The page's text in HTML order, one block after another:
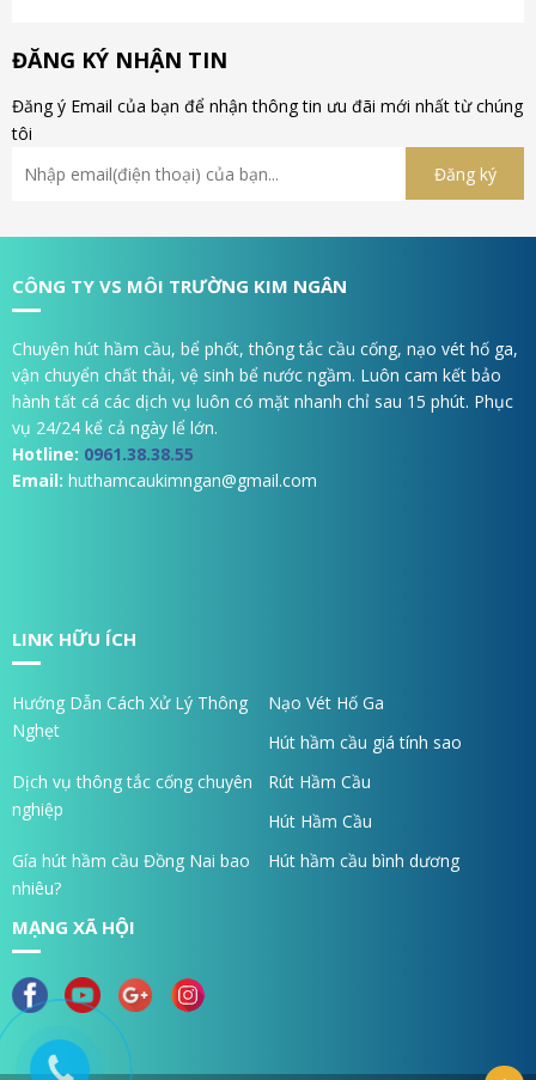
ĐĂNG KÝ NHẬN TIN
Đăng ý Email của bạn để nhận thông tin ưu đãi mới nhất từ chúng
tôi
CÔNG TY VS MÔI TRƯỜNG KIM NGÂN
Chuyên hút hầm cầu, bể phốt, thông tắc cầu cống, nạo vét hố ga,
vận chuyển chất thải, vệ sinh bể nước ngầm. Luôn cam kết bảo
hành tất cá các dịch vụ luôn có mặt nhanh chỉ sau 15 phút. Phục
vụ 24/24 kể cả ngày lể lớn.
Hotline: 0961.38.38.55
Email: huthamcaukimngan@gmail.com
LINK HỮU ÍCH
Hướng Dẫn Cách Xử Lý Thông
Nghẹt
Nạo Vét Hố Ga
Hút hầm cầu giá tính sao
Dịch vụ thông tắc cống chuyên
nghiệp
Rút Hầm Cầu
Hút Hầm Cầu
Gía hút hầm cầu Đồng Nai bao
nhiêu?
Hút hầm cầu bình dương
MẠNG XÃ HỘI